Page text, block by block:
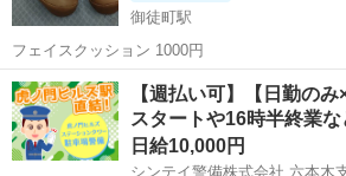
御徒町駅
フェイスクッション 1000円
東京 千代田区 御徒町駅 その他
【週払い可】【日勤の
スタートや16時半終業
日給10,000円